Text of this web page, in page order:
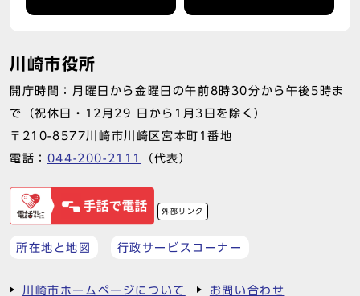
川崎市役所
開庁時間：月曜日から金曜日の午前8時30分から午後5時ま
で（祝休日・12月29 日から1月3日を除く）
〒210-8577川崎市川崎区宮本町1番地
電話： 044-200-2111 （代表）
外部リンク
所在地と地図 行政サービスコーナー
川崎市ホームページについて お問い合わせ